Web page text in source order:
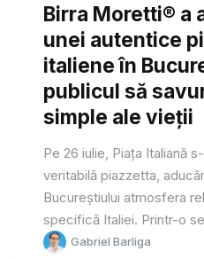
Birra Moretti® a
unei autentice
italiene în
publicul să
simple ale vieții
Pe 26 iulie, Piața Italiană
veritabilă piazzetta,
Bucureștiului atmosfera
specifică Italiei. Printr-o
Gabriel Barliga